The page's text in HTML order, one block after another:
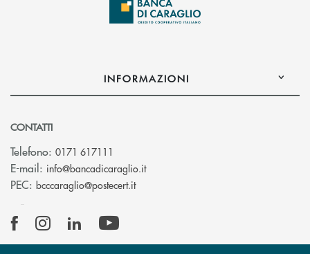
INFORMAZIONI
CONTATTI
Telefono: 0171 617111
E-mail: info@bancadicaraglio.it(si apre l’app di posta elettronica)
PEC: bcccaraglio@postecert.it(si apre l’app di posta elettronica)